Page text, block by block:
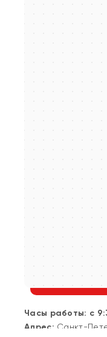
Часы работы: с
Адрес: Санкт-